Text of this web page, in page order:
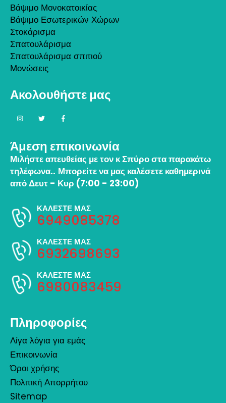
Βάψιμο Μονοκατοικίας
Βάψιμο Εσωτερικών Χώρων
Στοκάρισμα
Σπατουλάρισμα
Σπατουλάρισμα σπιτιού
Μονώσεις
Ακολουθήστε μας
Άμεση επικοινωνία
Μιλήστε απευθείας με τον κ Σπύρο στα παρακάτω
τηλέφωνα.. Μπορείτε να μας καλέσετε καθημερινά
από Δευτ - Κυρ (7:00 - 23:00)
ΚΑΛΕΣΤΕ ΜΑΣ
6949085378
ΚΑΛΕΣΤΕ ΜΑΣ
6932698693
ΚΑΛΕΣΤΕ ΜΑΣ
6980083459
Πληροφορίες
Λίγα λόγια για εμάς
Επικοινωνία
Όροι χρήσης
Πολιτική Απορρήτου
Sitemap